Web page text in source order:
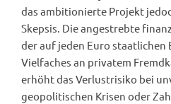
das ambitionierte Projekt
Skepsis. Die angestrebte
der auf jeden Euro staatlichen
Vielfaches an privatem
erhöht das Verlustrisiko bei
geopolitischen Krisen oder